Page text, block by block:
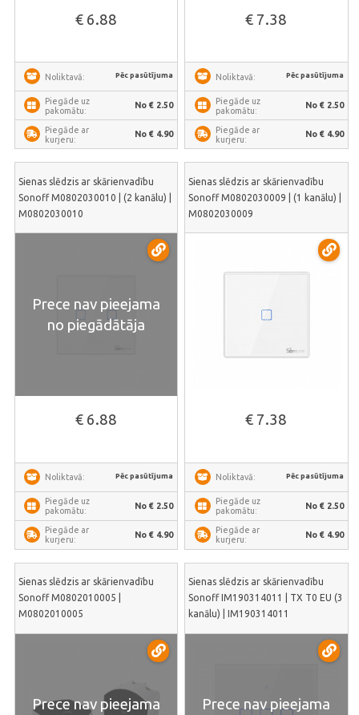
€ 6.88
Noliktavā: Pēc pasūtījuma
Piegāde uz
pakomātu:
No € 2.50
Piegāde ar
kurjeru:
No € 4.90
€ 7.38
Noliktavā: Pēc pasūtījuma
Piegāde uz
pakomātu:
No € 2.50
Piegāde ar
kurjeru:
No € 4.90
Sienas slēdzis ar skārienvadību
Sonoff M0802030010 | (2 kanālu) |
M0802030010
Prece nav pieejama
no piegādātāja
€ 6.88
Noliktavā: Pēc pasūtījuma
Piegāde uz
pakomātu:
No € 2.50
Piegāde ar
kurjeru:
No € 4.90
Sienas slēdzis ar skārienvadību
Sonoff M0802030009 | (1 kanālu) |
M0802030009
€ 7.38
Noliktavā: Pēc pasūtījuma
Piegāde uz
pakomātu:
No € 2.50
Piegāde ar
kurjeru:
No € 4.90
Sienas slēdzis ar skārienvadību
Sonoff M0802010005 |
M0802010005
Prece nav pieejama
Sienas slēdzis ar skārienvadību
Sonoff IM190314011 | TX T0 EU (3
kanālu) | IM190314011
Prece nav pieejama